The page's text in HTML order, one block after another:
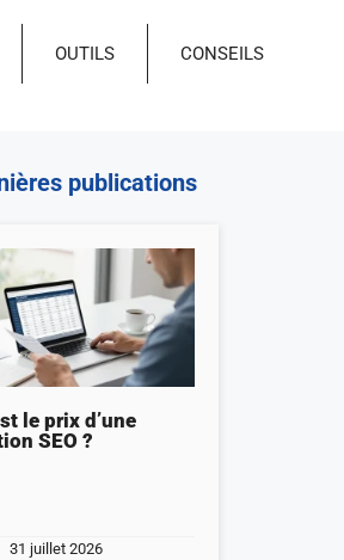
OUTILS CONSEILS
publications
le prix d’une
SEO ?
31 juillet 2026